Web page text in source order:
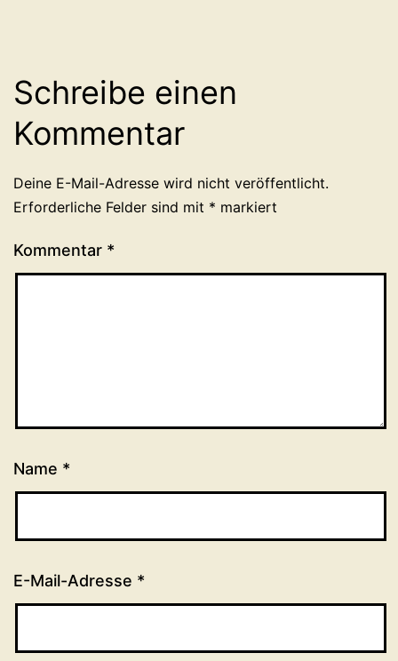
Schreibe einen
Kommentar
Deine E-Mail-Adresse wird nicht veröffentlicht.
Erforderliche Felder sind mit * markiert
Kommentar *
Name *
E-Mail-Adresse *